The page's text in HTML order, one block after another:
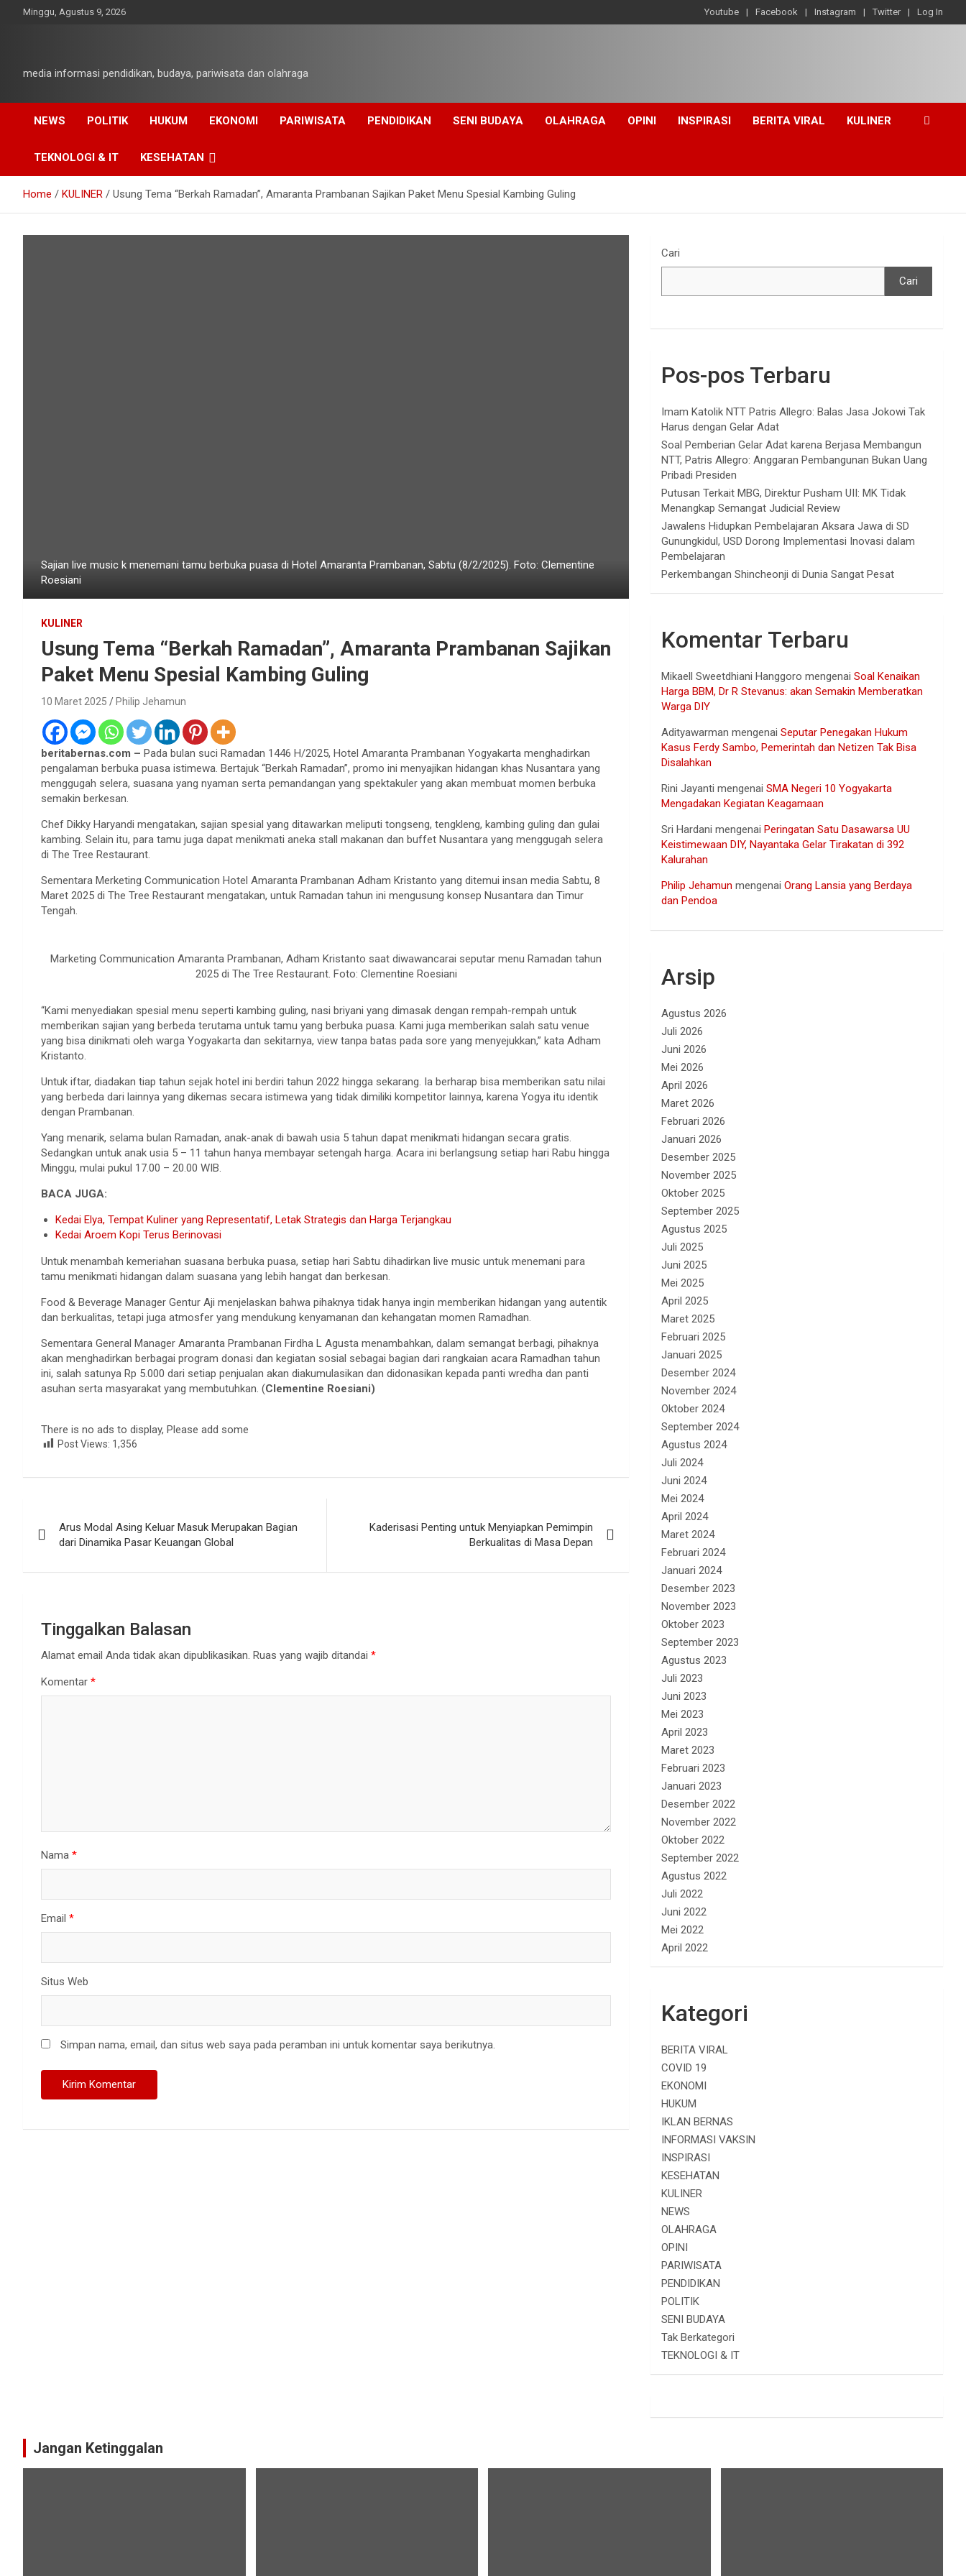
Minggu, Agustus 9, 2026 Youtube Facebook Instagram Twitter Log In
media informasi pendidikan, budaya, pariwisata dan olahraga
NEWS POLITIK HUKUM EKONOMI PARIWISATA PENDIDIKAN SENI BUDAYA OLAHRAGA OPINI INSPIRASI BERITA VIRAL KULINER
TEKNOLOGI & IT KESEHATAN
Home KULINER Usung Tema “Berkah Ramadan”, Amaranta Prambanan Sajikan Paket Menu Spesial Kambing Guling
Sajian live music k menemani tamu berbuka puasa di Hotel Amaranta Prambanan, Sabtu (8/2/2025). Foto: Clementine
Roesiani
KULINER
Usung Tema “Berkah Ramadan”, Amaranta Prambanan Sajikan
Paket Menu Spesial Kambing Guling
10 Maret 2025 Philip Jehamun
beritabernas.com – Pada bulan suci Ramadan 1446 H/2025, Hotel Amaranta Prambanan Yogyakarta menghadirkan
pengalaman berbuka puasa istimewa. Bertajuk “Berkah Ramadan”, promo ini menyajikan hidangan khas Nusantara yang
menggugah selera, suasana yang nyaman serta pemandangan yang spektakuler yang akan membuat momen berbuka
semakin berkesan.
Chef Dikky Haryandi mengatakan, sajian spesial yang ditawarkan meliputi tongseng, tengkleng, kambing guling dan gulai
kambing. Selain itu, para tamu juga dapat menikmati aneka stall makanan dan buffet Nusantara yang menggugah selera
di The Tree Restaurant.
Sementara Merketing Communication Hotel Amaranta Prambanan Adham Kristanto yang ditemui insan media Sabtu, 8
Maret 2025 di The Tree Restaurant mengatakan, untuk Ramadan tahun ini mengusung konsep Nusantara dan Timur
Tengah.
Marketing Communication Amaranta Prambanan, Adham Kristanto saat diwawancarai seputar menu Ramadan tahun
2025 di The Tree Restaurant. Foto: Clementine Roesiani
“Kami menyediakan spesial menu seperti kambing guling, nasi briyani yang dimasak dengan rempah-rempah untuk
memberikan sajian yang berbeda terutama untuk tamu yang berbuka puasa. Kami juga memberikan salah satu venue
yang bisa dinikmati oleh warga Yogyakarta dan sekitarnya, view tanpa batas pada sore yang menyejukkan,” kata Adham
Kristanto.
Untuk iftar, diadakan tiap tahun sejak hotel ini berdiri tahun 2022 hingga sekarang. Ia berharap bisa memberikan satu nilai
yang berbeda dari lainnya yang dikemas secara istimewa yang tidak dimiliki kompetitor lainnya, karena Yogya itu identik
dengan Prambanan.
Yang menarik, selama bulan Ramadan, anak-anak di bawah usia 5 tahun dapat menikmati hidangan secara gratis.
Sedangkan untuk anak usia 5 – 11 tahun hanya membayar setengah harga. Acara ini berlangsung setiap hari Rabu hingga
Minggu, mulai pukul 17.00 – 20.00 WIB.
BACA JUGA:
Kedai Elya, Tempat Kuliner yang Representatif, Letak Strategis dan Harga Terjangkau
Kedai Aroem Kopi Terus Berinovasi
Untuk menambah kemeriahan suasana berbuka puasa, setiap hari Sabtu dihadirkan live music untuk menemani para
tamu menikmati hidangan dalam suasana yang lebih hangat dan berkesan.
Food & Beverage Manager Gentur Aji menjelaskan bahwa pihaknya tidak hanya ingin memberikan hidangan yang autentik
dan berkualitas, tetapi juga atmosfer yang mendukung kenyamanan dan kehangatan momen Ramadhan.
Sementara General Manager Amaranta Prambanan Firdha L Agusta menambahkan, dalam semangat berbagi, pihaknya
akan menghadirkan berbagai program donasi dan kegiatan sosial sebagai bagian dari rangkaian acara Ramadhan tahun
ini, salah satunya Rp 5.000 dari setiap penjualan akan diakumulasikan dan didonasikan kepada panti wredha dan panti
asuhan serta masyarakat yang membutuhkan. (Clementine Roesiani)
There is no ads to display, Please add some
Post Views: 1,356
pos
Arus Modal Asing Keluar Masuk Merupakan Bagian
dari Dinamika Pasar Keuangan Global
Kaderisasi Penting untuk Menyiapkan Pemimpin
Berkualitas di Masa Depan
Tinggalkan Balasan
Alamat email Anda tidak akan dipublikasikan. Ruas yang wajib ditandai *
Komentar *
Nama *
Email *
Situs Web
Simpan nama, email, dan situs web saya pada peramban ini untuk komentar saya berikutnya.
Cari
Cari
Pos-pos Terbaru
Imam Katolik NTT Patris Allegro: Balas Jasa Jokowi Tak
Harus dengan Gelar Adat
Soal Pemberian Gelar Adat karena Berjasa Membangun
NTT, Patris Allegro: Anggaran Pembangunan Bukan Uang
Pribadi Presiden
Putusan Terkait MBG, Direktur Pusham UII: MK Tidak
Menangkap Semangat Judicial Review
Jawalens Hidupkan Pembelajaran Aksara Jawa di SD
Gunungkidul, USD Dorong Implementasi Inovasi dalam
Pembelajaran
Perkembangan Shincheonji di Dunia Sangat Pesat
Komentar Terbaru
Mikaell Sweetdhiani Hanggoro mengenaiSoal Kenaikan
Harga BBM, Dr R Stevanus: akan Semakin Memberatkan
Warga DIY
Adityawarman mengenaiSeputar Penegakan Hukum
Kasus Ferdy Sambo, Pemerintah dan Netizen Tak Bisa
Disalahkan
Rini Jayanti mengenaiSMA Negeri 10 Yogyakarta
Mengadakan Kegiatan Keagamaan
Sri Hardani mengenaiPeringatan Satu Dasawarsa UU
Keistimewaan DIY, Nayantaka Gelar Tirakatan di 392
Kalurahan
Philip Jehamun mengenaiOrang Lansia yang Berdaya
dan Pendoa
Arsip
Agustus 2026
Juli 2026
Juni 2026
Mei 2026
April 2026
Maret 2026
Februari 2026
Januari 2026
Desember 2025
November 2025
Oktober 2025
September 2025
Agustus 2025
Juli 2025
Juni 2025
Mei 2025
April 2025
Maret 2025
Februari 2025
Januari 2025
Desember 2024
November 2024
Oktober 2024
September 2024
Agustus 2024
Juli 2024
Juni 2024
Mei 2024
April 2024
Maret 2024
Februari 2024
Januari 2024
Desember 2023
November 2023
Oktober 2023
September 2023
Agustus 2023
Juli 2023
Juni 2023
Mei 2023
April 2023
Maret 2023
Februari 2023
Januari 2023
Desember 2022
November 2022
Oktober 2022
September 2022
Agustus 2022
Juli 2022
Juni 2022
Mei 2022
April 2022
Kategori
BERITA VIRAL
COVID 19
EKONOMI
HUKUM
IKLAN BERNAS
INFORMASI VAKSIN
INSPIRASI
KESEHATAN
KULINER
NEWS
OLAHRAGA
OPINI
PARIWISATA
PENDIDIKAN
POLITIK
SENI BUDAYA
Tak Berkategori
TEKNOLOGI & IT
Jangan Ketinggalan